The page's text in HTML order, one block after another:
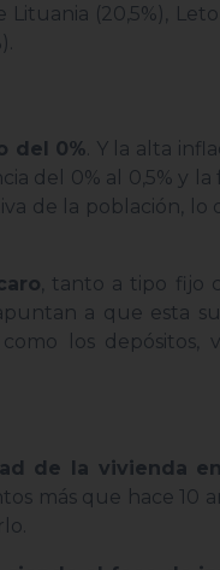
(20,5%),
del 0% . Y la alta
del 0% al 0,5% y
de la población,
, tanto a tipo fijo
a que esta
los depósitos,
de la vivienda
más que hace 10